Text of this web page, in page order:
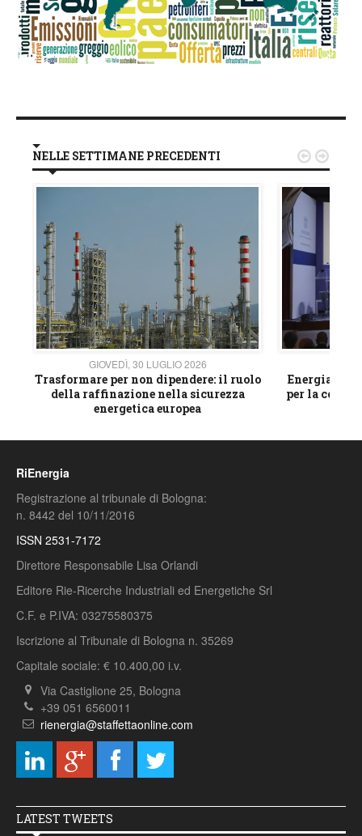
NELLE SETTIMANE PRECEDENTI
GIOVEDÌ, 30 LUGLIO 2026
Trasformare per non dipendere: il ruolo
della raffinazione nella sicurezza
energetica europea
Energia e
per la
 
RiEnergia
Registrazione al tribunale di Bologna:
n. 8442 del 10/11/2016
ISSN 2531-7172
Direttore Responsabile Lisa Orlandi
Editore Rie-Ricerche Industriali ed Energetiche Srl
C.F. e P.IVA: 03275580375
Iscrizione al Tribunale di Bologna n. 35269
Capitale sociale: € 10.400,00 i.v.
Via Castiglione 25, Bologna
+39 051 6560011
rienergia@staffettaonline.com
LATEST TWEETS